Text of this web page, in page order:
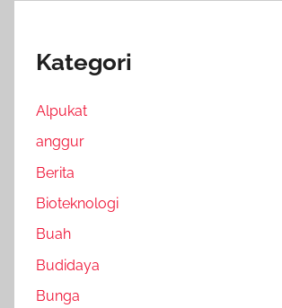
Kategori
Alpukat
anggur
Berita
Bioteknologi
Buah
Budidaya
Bunga